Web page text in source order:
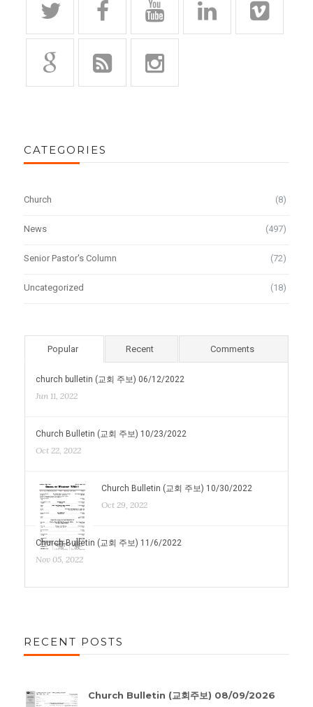
CATEGORIES
Church (8)
News (497)
Senior Pastor's Column (72)
Uncategorized (18)
Popular Recent Comments
church bulletin (교회 주보) 06/12/2022
Jun 11, 2022
Church Bulletin (교회 주보) 10/23/2022
Oct 22, 2022
Church Bulletin (교회 주보) 10/30/2022
Oct 29, 2022
Church Bulletin (교회 주보) 11/6/2022
Nov 05, 2022
RECENT POSTS
Church Bulletin (교회주보) 08/09/2026